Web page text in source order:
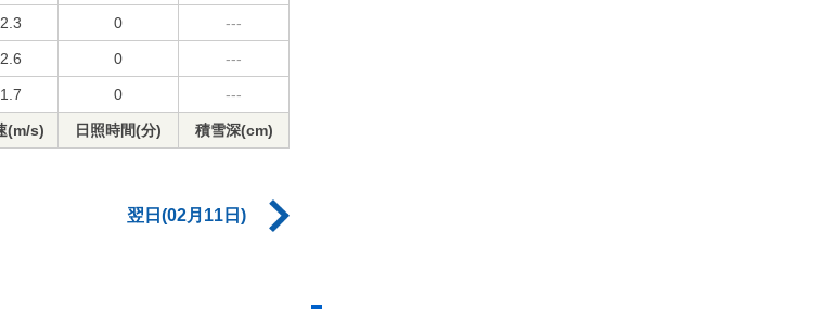
2.3 0 ---
2.6 0 ---
1.7 0 ---
(m/s) 日照時間(分) 積雪深(cm)
翌日(02月11日)